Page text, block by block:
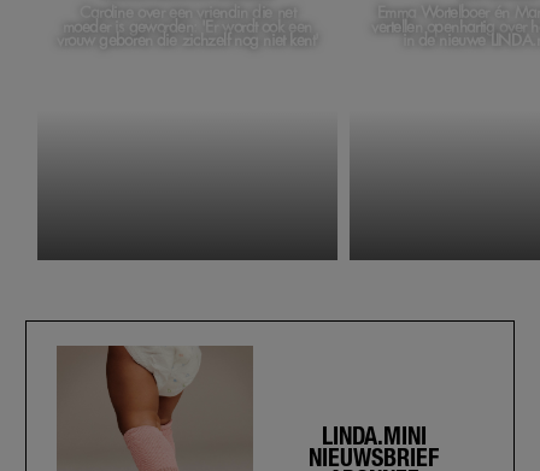
Caroline over een vriendin die net
moeder is geworden: 'Er wordt ook een
vrouw geboren die zichzelf nog niet kent'
Emma Wortelboer én
vertellen openhartig over
in de nieuwe
LINDA.MINI
NIEUWSBRIEF